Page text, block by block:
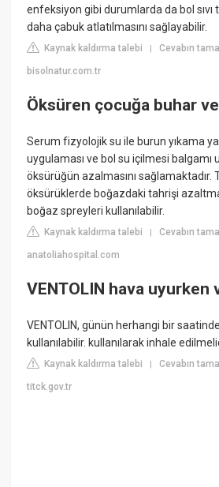
enfeksiyon gibi durumlarda da bol sıvı
daha çabuk atlatılmasını sağlayabilir.
Kaynak kaldırma talebi |Cevabın
bisolnatur.com.tr
Öksüren çocuğa buhar
Serum fizyolojik su ile burun yıkama
uygulaması ve bol su içilmesi balgamı
öksürüğün azalmasını sağlamaktadır.
öksürüklerde boğazdaki tahrişi
boğaz spreyleri kullanılabilir.
Kaynak kaldırma talebi |Cevabın
anatoliahospital.com
VENTOLIN hava uyurken
VENTOLIN, günün herhangi bir
kullanılabilir. kullanılarak inhale
Kaynak kaldırma talebi |Cevabın
titck.gov.tr